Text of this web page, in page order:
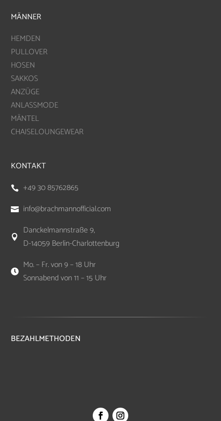
MÄNNER
HEMDEN
PULLOVER
HOSEN
SAKKOS
ANZÜGE
ANLASSMODE
MÄNTEL
CHAISELOUNGEWEAR
KONTAKT
 +49 30 85762865
 info@brachmannofficial.com

Danckelmannstraße 9,
D-14059 Berlin-Charlottenburg

Mo. – Fr. von 9 – 18 Uhr
Sonnabend von 11 – 15 Uhr
BEZAHLMETHODEN